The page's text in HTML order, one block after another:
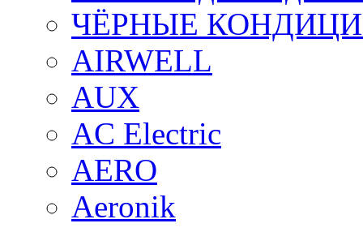
ЧЁРНЫЕ
AIRWELL
AUX
AC Electric
AERO
Aeronik